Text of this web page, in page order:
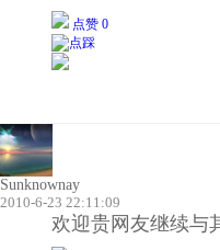
点赞 0
Sunknownay
2010-6-23 22:11:09
欢迎贵网友继续与